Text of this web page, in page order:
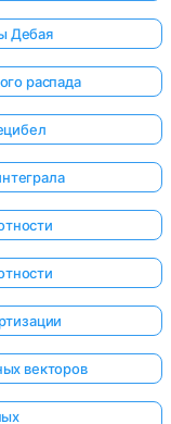
Дебая
распада
векторов